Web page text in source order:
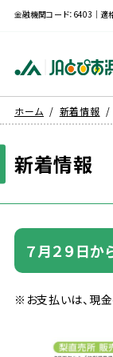
金融機関コード：6403｜
ホーム 新着情報
新着情報
７月２９日か
※お支払いは、 現金